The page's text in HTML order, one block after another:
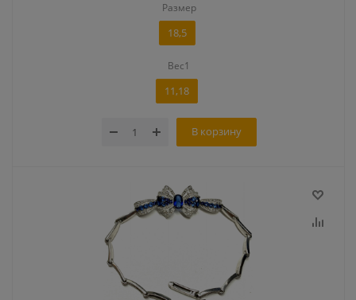
Размер
18,5
Вес1
11,18
В корзину